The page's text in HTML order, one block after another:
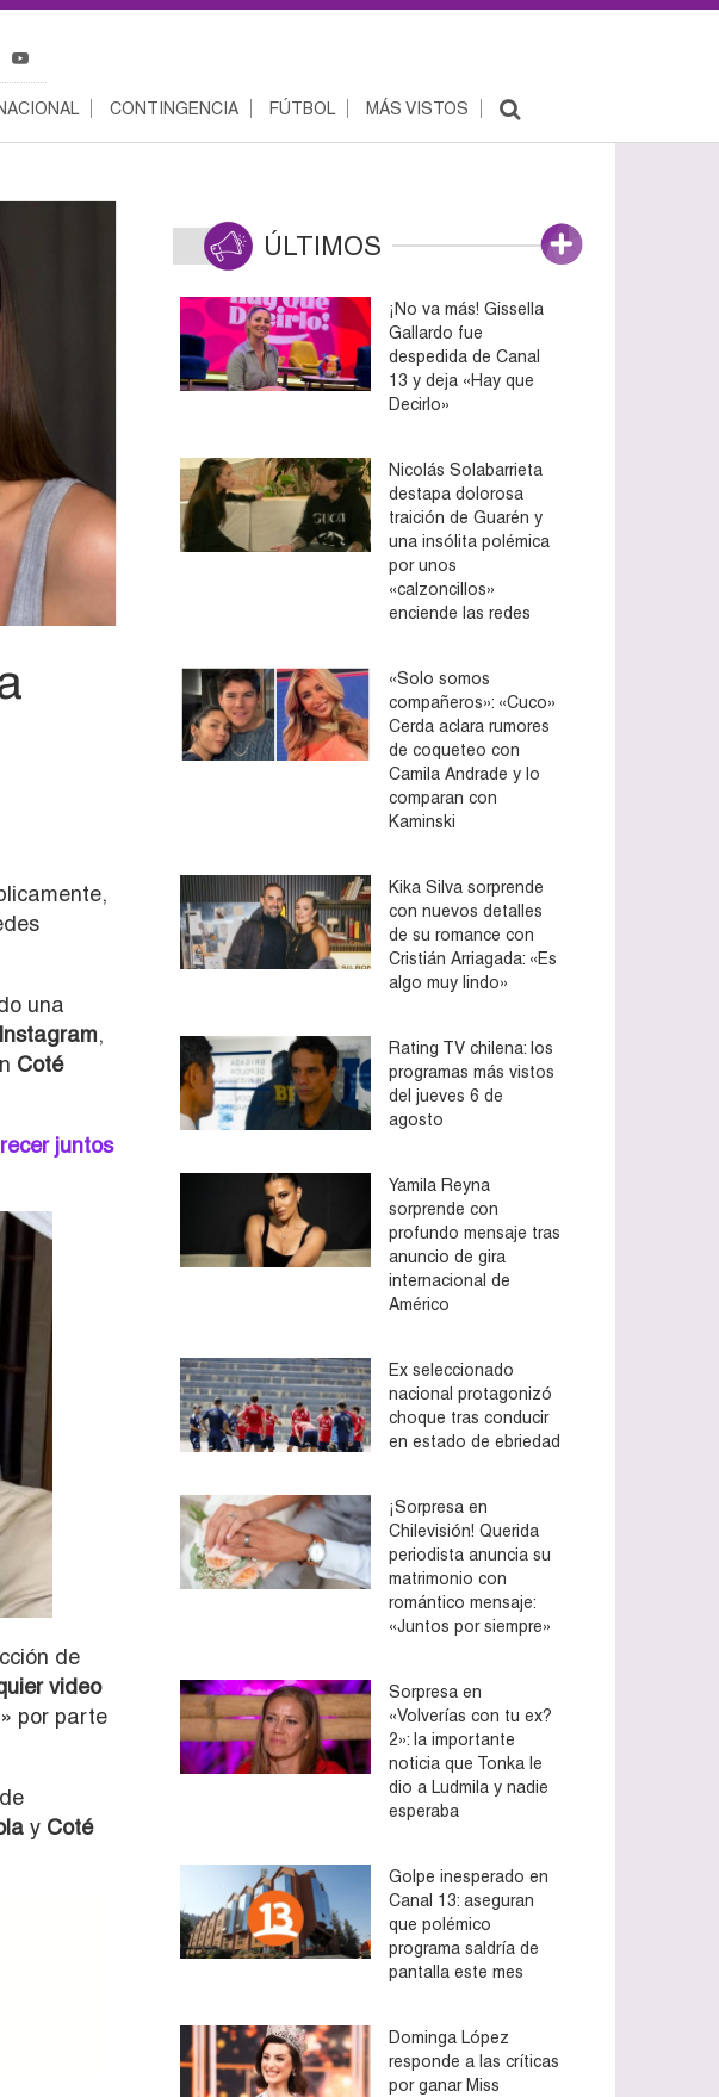
CONTINGENCIA FÚTBOL MÁS VISTOS
una
Instagram,
Coté
juntos
de
video
por parte
y Coté
ÚLTIMOS
¡No va más! Gissella
Gallardo fue
despedida de Canal
13 y deja «Hay que
Decirlo»
Nicolás Solabarrieta
destapa dolorosa
traición de Guarén y
una insólita polémica
por unos
«calzoncillos»
enciende las redes
«Solo somos
compañeros»: «Cuco»
Cerda aclara rumores
de coqueteo con
Camila Andrade y lo
comparan con
Kaminski
Kika Silva sorprende
con nuevos detalles
de su romance con
Cristián Arriagada: «Es
algo muy lindo»
Rating TV chilena: los
programas más vistos
del jueves 6 de
agosto
Yamila Reyna
sorprende con
profundo mensaje tras
anuncio de gira
internacional de
Américo
Ex seleccionado
nacional protagonizó
choque tras conducir
en estado de ebriedad
¡Sorpresa en
Chilevisión! Querida
periodista anuncia su
matrimonio con
romántico mensaje:
«Juntos por siempre»
Sorpresa en
«Volverías con tu ex?
2»: la importante
noticia que Tonka le
dio a Ludmila y nadie
esperaba
Golpe inesperado en
Canal 13: aseguran
que polémico
programa saldría de
pantalla este mes
Dominga López
responde a las críticas
por ganar Miss